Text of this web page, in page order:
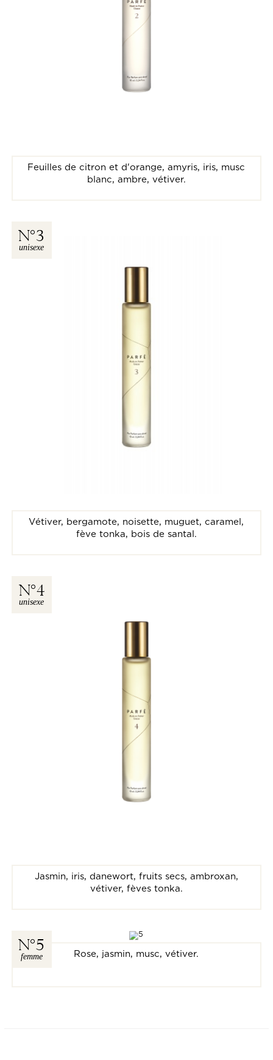
Feuilles de citron et d'orange, amyris, iris, musc
blanc, ambre, vétiver.
N 3
unisexe
Vétiver, bergamote, noisette, muguet, caramel,
fève tonka, bois de santal.
N 4
unisexe
Jasmin, iris, danewort, fruits secs, ambroxan,
vétiver, fèves tonka.
N 5
femme Rose, jasmin, musc, vétiver.